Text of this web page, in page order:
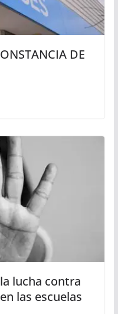
DE
lucha contra
las escuelas